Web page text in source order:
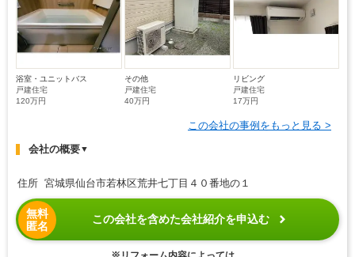
浴室・ユニットバス
戸建住宅
120万円
その他
戸建住宅
40万円
リビング
戸建住宅
17万円
この会社の事例をもっと見る >
会社の概要▼
住所 宮城県仙台市若林区荒井七丁目４０番地の１
無料
匿名
この会社を含めた会社紹介を申込む